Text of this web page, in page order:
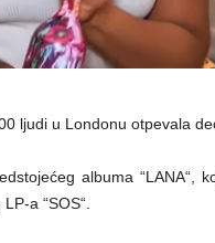
ljudi u Londonu otpevala
albuma “LANA“,
a “SOS“.